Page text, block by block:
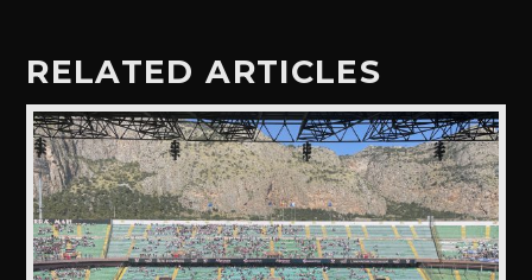
RELATED ARTICLES